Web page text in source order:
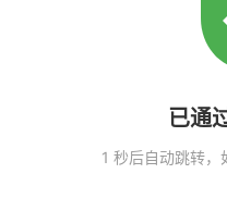
已通
1 秒后自动跳转，